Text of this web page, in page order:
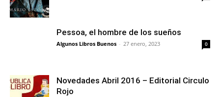
Pessoa, el hombre de los sueños
Algunos Libros Buenos - 27 enero, 2023 0
Novedades Abril 2016 – Editorial Circulo
Rojo